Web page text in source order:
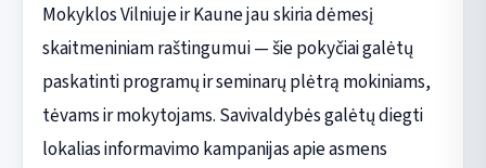
Mokyklos Vilniuje ir Kaune jau skiria dėmesį
skaitmeniniam raštingumui — šie pokyčiai galėtų
paskatinti programų ir seminarų plėtrą mokiniams,
tėvams ir mokytojams. Savivaldybės galėtų diegti
lokalias informavimo kampanijas apie asmens